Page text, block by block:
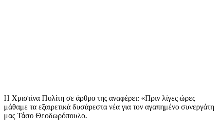
Η Χριστίνα Πολίτη σε άρθρο της αναφέρει: «Πριν λίγες ώρες
μάθαμε τα εξαιρετικά δυσάρεστα νέα για τον αγαπημένο συνεργάτη
μας Τάσο Θεοδωρόπουλο.